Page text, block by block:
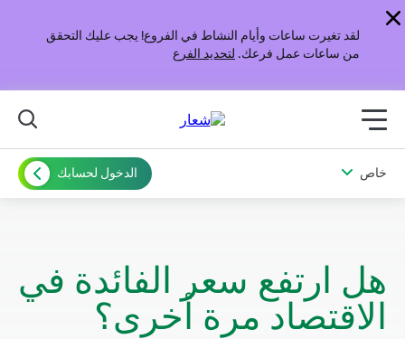
لقد تغيرت ساعات وأيام النشاط في الفروع! يجب عليك التحقق
من ساعات عمل فرعك. لتحديد الفرع
תפריט ראשי לנייד
خاص الدخول لحسابك
هل ارتفع سعر الفائدة في
الاقتصاد مرة أخرى؟